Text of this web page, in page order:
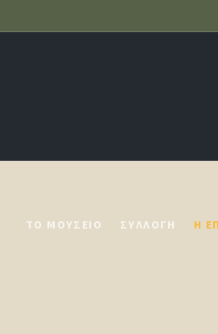
ΤΟ ΜΟΥΣΕΊΟ ΣΥΛΛΟΓΉ Η